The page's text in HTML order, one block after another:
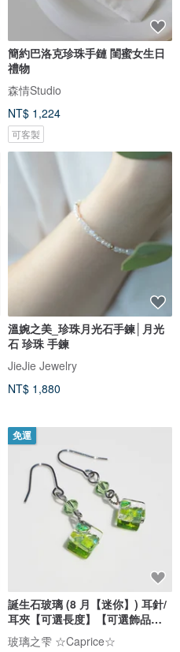
簡約巴洛克珍珠手鏈 閨蜜女生日
禮物
森情Studio
NT$ 1,224
可客製
溫婉之美_珍珠月光石手鍊│月光
石 珍珠 手鍊
JieJie Jewelry
NT$ 1,880
免運
誕生石玻璃 (8 月【迷你】) 耳針/
耳夾【可選長度】【可選飾品配
件】【預約製作】
玻璃之雫 ☆Caprice☆